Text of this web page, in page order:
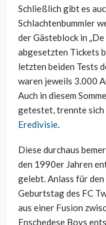
Schließlich gibt es
Schlachtenbummler
der Gästeblock in
abgesetzten Tickets
letzten beiden Tests
waren jeweils 3.000
Auch in diesem
getestet, trennte sich
Eredivisie.
Diese durchaus
den 1990er Jahren
gelebt. Anlass für
Geburtstag des FC
aus einer Fusion
Enschedese Boys